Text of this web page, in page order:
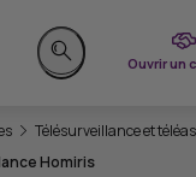
Rechercher sur le site
Ouvrir un
Télésurveillance et
Homiris